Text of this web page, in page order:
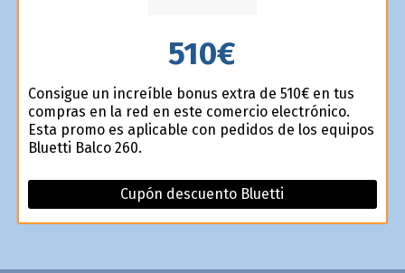
510€
Consigue un increíble bonus extra de 510€ en tus
compras en la red en este comercio electrónico.
Esta promo es aplicable con pedidos de los equipos
Bluetti Balco 260.
Cupón descuento Bluetti